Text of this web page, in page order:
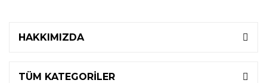
HAKKIMIZDA
TÜM KATEGORİLER